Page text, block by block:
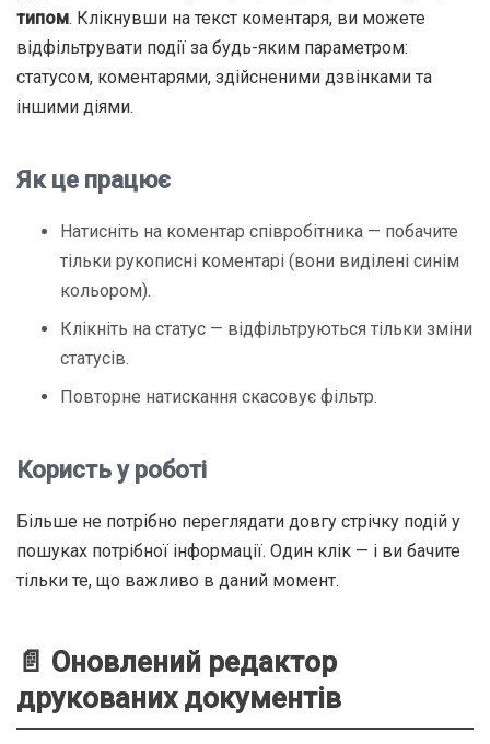
типом. Клікнувши на текст коментаря, ви можете
відфільтрувати події за будь-яким параметром:
статусом, коментарями, здійсненими дзвінками та
іншими діями.
Як це працює
Натисніть на коментар співробітника — побачите
тільки рукописні коментарі (вони виділені синім
кольором).
Клікніть на статус — відфільтруються тільки зміни
статусів.
Повторне натискання скасовує фільтр.
Користь у роботі
Більше не потрібно переглядати довгу стрічку подій у
пошуках потрібної інформації. Один клік — і ви бачите
тільки те, що важливо в даний момент.
📄 Оновлений редактор
друкованих документів